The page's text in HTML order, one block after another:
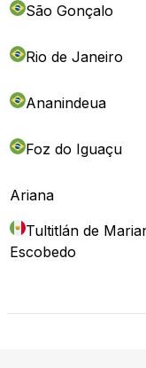
São Gonçalo
Rio de Janeiro
Ananindeua
Foz do Iguaçu
Ariana
Tultitlán de
Escobedo